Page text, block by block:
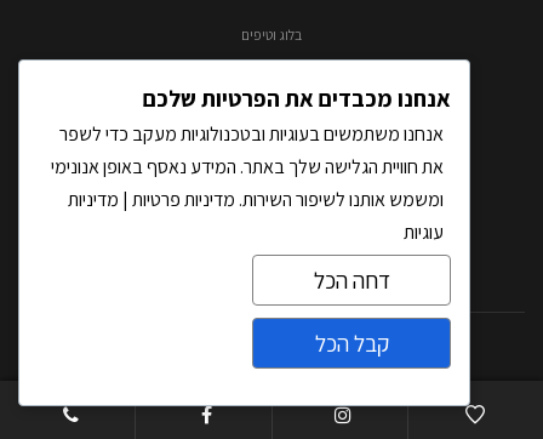
בלוג וטיפים
כל הזכויות שמורות לאבסולוטו בע"מ |
אנחנו מכבדים את הפרטיות שלכם
אנחנו משתמשים בעוגיות ובטכנולוגיות מעקב כדי לשפר
את חוויית הגלישה שלך באתר. המידע נאסף באופן אנונימי
ומשמש אותנו לשיפור השירות. מדיניות פרטיות | מדיניות
עוגיות
דחה הכל
קבל הכל